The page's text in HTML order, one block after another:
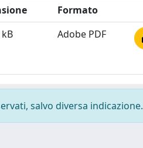
Formato
Adobe PDF
salvo diversa indicazione.